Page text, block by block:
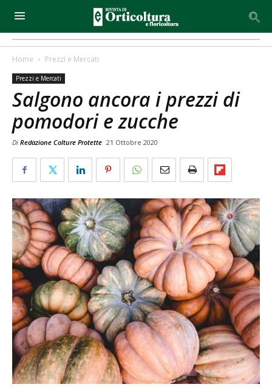
Home Prezzi e Mercati
Prezzi e Mercati
Salgono ancora i prezzi di
pomodori e zucche
Di Redazione Colture Protette 21 Ottobre 2020